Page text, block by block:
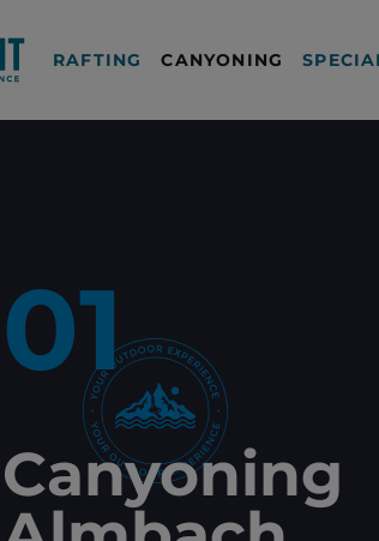
RAFTING CANYONING
01
Canyoning